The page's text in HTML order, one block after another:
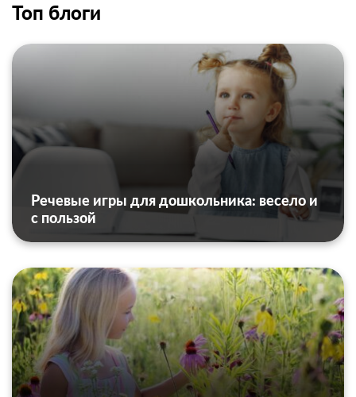
Топ блоги
Речевые игры для дошкольника: весело и
с пользой